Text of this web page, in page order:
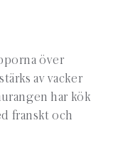
över
av vacker
har kök
franskt och